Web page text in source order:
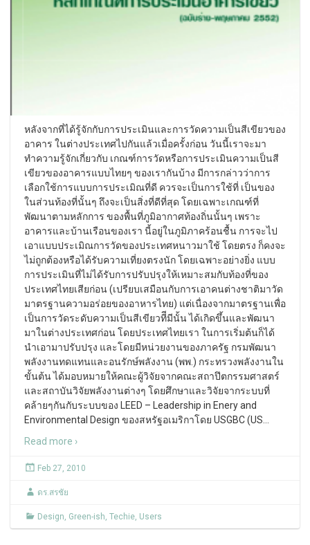
หลังจากที่ได้รู้จักกับการประเมินและการวัดความเป็นสีเขียวของ
อาคาร ในต่างประเทศไปกันแล้วเมื่อครั้งก่อน วันนี้เราจะมา
ทำความรู้จักเกี่ยวกับ เกณฑ์การวัดหรือการประเมินความเป็นสี
เขียวของอาคารแบบไทยๆ ของเรากันบ้าง มีการกล่าวว่าการ
เลือกใช้การแบบการประเมิณที่ดี ควรจะเป็นการใช้ที่ เป็นของ
ในส่วนท้องที่นั้นๆ ถึงจะเป็นสิ่งที่ดีที่สุด โดยเฉพาะเกณฑ์ที่
พัฒนาตามหลักการ ของพื้นที่ภูมิอากาศท้องถิ่นนั้นๆ เพราะ
อาคารและบ้านเรือนของเรา นี้อยู่ในภูมิภาคร้อนชื้น การจะไป
เอาแบบประเมิณการวัดของประเทศหนาวมาใช้ โดยตรง ก็คงจะ
ไม่ถูกต้องหรือได้รับความเที่ยงตรงนัก โดยเฉพาะอย่างยิ่ง แบบ
การประเมินที่ไม่ได้รับการปรับปรุงให้เหมาะสมกับท้องที่ของ
ประเทศไทยเสียก่อน (เปรียบเสมือนกับการเอาคนต่างชาติมาวัด
มาตรฐานความอร่อยของอาหารไทย) แต่เนื่องจากมาตรฐานเพื่อ
เป็นการวัดระดับความเป็นสีเขียวทีีมีนั้น ได้เกิดขึ้นและพัฒนา
มาในต่างประเทศก่อน โดยประเทศไทยเรา ในการเริ่มต้นก็ได้
นำเอามาปรับปรุง และโดยมีหน่วยงานของภาครัฐ กรมพัฒนา
พลังงานทดแทนและอนรักษ์พลังงาน (พพ.) กระทรวงพลังงานใน
ขั้นต้น ได้มอบหมายให้คณะผู้วิจัยจากคณะสถาปึตกรรมศาสตร์
และสถาบันวิจัยพลังงานต่างๆ โดยศึกษาและวิจัยจากระบบที่
คล้ายๆกันกับระบบของ LEED – Leadership in Enery and
Environmental Design ของสหรัฐอเมริกาโดย USGBC (US
Read more ›
Feb 27, 2010
ดร.สรชัย
Design, Green-ish, Techie, Users